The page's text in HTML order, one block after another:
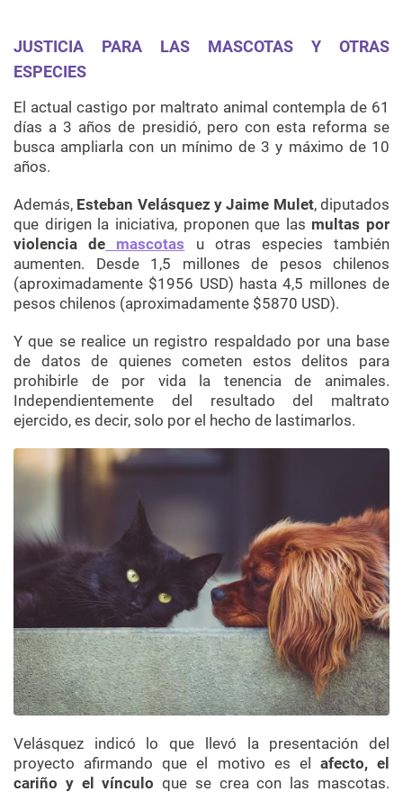
JUSTICIA PARA LAS MASCOTAS Y OTRAS
ESPECIES
El actual castigo por maltrato animal contempla de 61
días a 3 años de presidió, pero con esta reforma se
busca ampliarla con un mínimo de 3 y máximo de 10
años.
Además, Esteban Velásquez y Jaime Mulet, diputados
que dirigen la iniciativa, proponen que las multas por
violencia de mascotas u otras especies también
aumenten. Desde 1,5 millones de pesos chilenos
(aproximadamente $1956 USD) hasta 4,5 millones de
pesos chilenos (aproximadamente $5870 USD).
Y que se realice un registro respaldado por una base
de datos de quienes cometen estos delitos para
prohibirle de por vida la tenencia de animales.
Independientemente del resultado del maltrato
ejercido, es decir, solo por el hecho de lastimarlos.
Velásquez indicó lo que llevó la presentación del
proyecto afirmando que el motivo es el afecto, el
cariño y el vínculo que se crea con las mascotas.